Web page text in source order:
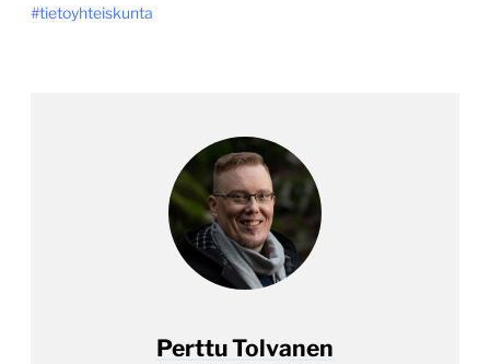
tietoyhteiskunta
Perttu Tolvanen